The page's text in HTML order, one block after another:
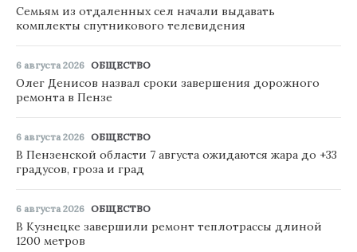
Семьям из отдаленных сел начали выдавать
комплекты спутникового телевидения
6 августа 2026 ОБЩЕСТВО
Олег Денисов назвал сроки завершения дорожного
ремонта в Пензе
6 августа 2026 ОБЩЕСТВО
В Пензенской области 7 августа ожидаются жара до +33
градусов, гроза и град
6 августа 2026 ОБЩЕСТВО
В Кузнецке завершили ремонт теплотрассы длиной
1200 метров